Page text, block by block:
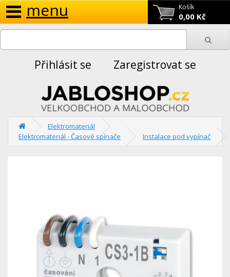
Košík
0,00 Kč
menu
Přihlásit se Zaregistrovat se
Elektromateriál
Elektromateriál - Časové spínače
Instalace pod vypínač